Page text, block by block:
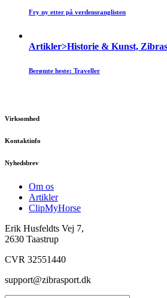
Fry ny etter på verdensranglisten
Artikler>Historie & Kunst,
Berømte heste: Traveller
Virksomhed
Kontaktinfo
Nyhedsbrev
Om os
Artikler
ClipMyHorse
Erik Husfeldts Vej 7,
2630 Taastrup
CVR 32551440
support@zibrasport.dk